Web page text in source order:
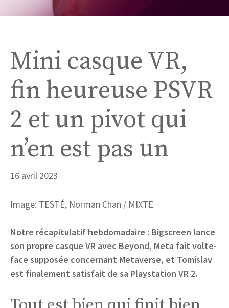
Mini casque VR,
fin heureuse PSVR
2 et un pivot qui
n’en est pas un
16 avril 2023
Image: TESTÉ, Norman Chan / MIXTE
Notre récapitulatif hebdomadaire : Bigscreen lance
son propre casque VR avec Beyond, Meta fait volte-
face supposée concernant Metaverse, et Tomislav
est finalement satisfait de sa Playstation VR 2.